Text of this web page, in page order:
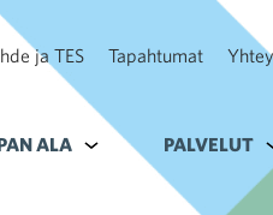
ja TES Tapahtumat
Vastuullisuus
ALA Alavalikko kohteelle
PALVELUT